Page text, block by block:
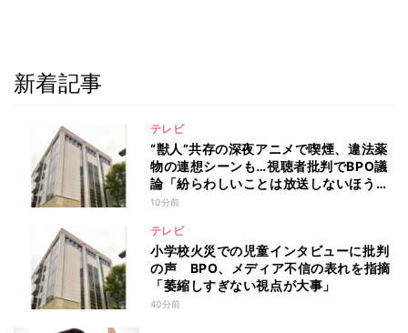
新着記事
テレビ
“獣人”共存の深夜アニメで喫煙、違法薬
物の連想シーンも…視聴者批判でBPO議
論「紛らわしいことは放送しないほう
が」
10分前
テレビ
小学校火災での児童インタビューに批判
の声 BPO、メディア不信の表れを指摘
「萎縮しすぎない視点が大事」
40分前